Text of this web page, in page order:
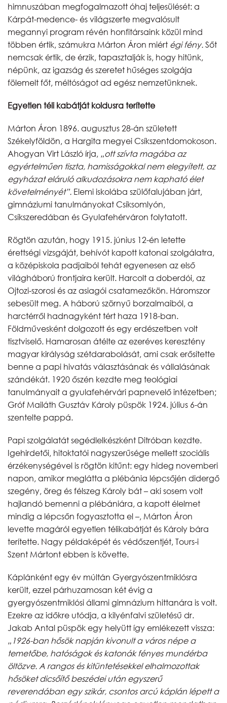
himnuszában megfogalmazott óhaj teljesülését: a
Kárpát-medence- és világszerte megvalósult
megannyi program révén honfitársaink közül mind
többen értik, számukra Márton Áron miért égi fény.Sőt
nemcsak értik, de érzik, tapasztalják is, hogy hitünk,
népünk, az igazság és szeretet hűséges szolgája
fölemelt főt, méltóságot ad egész nemzetünknek.
Egyetlen téli kabátját koldusra terítette
Márton Áron 1896. augusztus 28-án született
Székelyföldön, a Hargita megyei Csíkszentdomokoson.
Ahogyan Virt László írja, „ott szívta magába az
egyértelműen tiszta, hamisságokkal nem elegyített, az
egyházat eláruló alkudozásokra nem kapható élet
követelményét”. Elemi iskolába szülőfalujában járt,
gimnáziumi tanulmányokat Csíksomlyón,
Csíkszeredában és Gyulafehérváron folytatott.
Rögtön azután, hogy 1915. június 12-én letette
érettségi vizsgáját, behívót kapott katonai szolgálatra,
a középiskola padjaiból tehát egyenesen az első
világháború frontjaira került. Harcolt a doberdói, az
Ojtozi-szorosi és az asiagói csatamezőkön. Háromszor
sebesült meg. A háború szörnyű borzalmaiból, a
harctérről hadnagyként tért haza 1918-ban.
Földművesként dolgozott és egy erdészetben volt
tisztviselő. Hamarosan átélte az ezeréves keresztény
magyar királyság szétdarabolását, ami csak erősítette
benne a papi hivatás választásának és vállalásának
szándékát. 1920 őszén kezdte meg teológiai
tanulmányait a gyulafehérvári papnevelő intézetben;
Gróf Mailáth Gusztáv Károly püspök 1924. július 6-án
szentelte pappá.
Papi szolgálatát segédlelkészként Ditróban kezdte.
Igehirdetői, hitoktatói nagyszerűsége mellett szociális
érzékenységével is rögtön kitűnt: egy hideg novemberi
napon, amikor meglátta a plébánia lépcsőjén didergő
szegény, öreg és félszeg Károly bát – aki sosem volt
hajlandó bemenni a plébániára, a kapott élelmet
mindig a lépcsőn fogyasztotta el –, Márton Áron
levette magáról egyetlen télikabátját és Károly bára
terítette. Nagy példaképét és védőszentjét, Tours-i
Szent Mártont ebben is követte.
Káplánként egy év múltán Gyergyószentmiklósra
került, ezzel párhuzamosan két évig a
gyergyószentmiklósi állami gimnázium hittanára is volt.
Ezekre az időkre utódja, a kilyénfalvi születésű dr.
Jakab Antal püspök egy helyütt így emlékezett vissza:
„1926-ban hősök napján kivonult a város népe a
temetőbe, hatóságok és katonák fényes mundérba
öltözve. A rangos és kitüntetésekkel elhalmozottak
hősöket dicsőítő beszédei után egyszerű
reverendában egy szikár, csontos arcú káplán lépett a